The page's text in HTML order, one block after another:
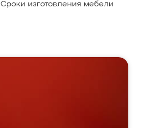
Сроки изготовления мебели